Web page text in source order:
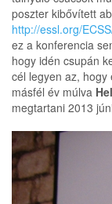
poszter kibővített
http://essl.org/
ez a konferencia
hogy idén csupán
cél legyen az,
másfél év múlva
megtartani 2013